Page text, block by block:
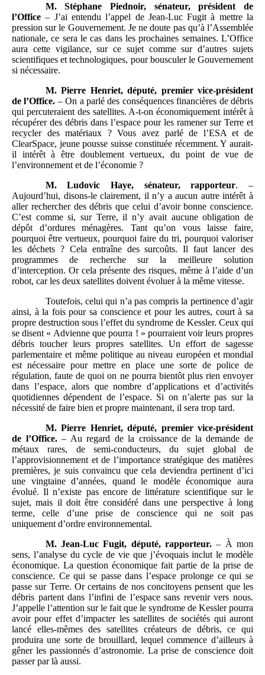
M. Stéphane Piednoir, sénateur, président de
l’Office – J’ai entendu l’appel de Jean-Luc Fugit à mettre la
pression sur le Gouvernement. Je ne doute pas qu’à l’Assemblée
nationale, ce sera le cas dans les prochaines semaines. L’Office
aura cette vigilance, sur ce sujet comme sur d’autres sujets
scientifiques et technologiques, pour bousculer le Gouvernement
si nécessaire.
M. Pierre Henriet, député, premier vice-président
de l’Office. – On a parlé des conséquences financières de débris
qui percuteraient des satellites. A-t-on économiquement intérêt à
récupérer des débris dans l’espace pour les ramener sur Terre et
recycler des matériaux ? Vous avez parlé de l’ESA et de
ClearSpace, jeune pousse suisse constituée récemment. Y aurait-
il intérêt à être doublement vertueux, du point de vue de
l’environnement et de l’économie ?
M. Ludovic Haye, sénateur, rapporteur. –
Aujourd’hui, disons-le clairement, il n’y a aucun autre intérêt à
aller rechercher des débris que celui d’avoir bonne conscience.
C’est comme si, sur Terre, il n’y avait aucune obligation de
dépôt d’ordures ménagères. Tant qu’on vous laisse faire,
pourquoi être vertueux, pourquoi faire du tri, pourquoi valoriser
les déchets ? Cela entraîne des surcoûts. Il faut lancer des
programmes de recherche sur la meilleure solution
d’interception. Or cela présente des risques, même à l’aide d’un
robot, car les deux satellites doivent évoluer à la même vitesse.
Toutefois, celui qui n’a pas compris la pertinence d’agir
ainsi, à la fois pour sa conscience et pour les autres, court à sa
propre destruction sous l’effet du syndrome de Kessler. Ceux qui
se disent « Advienne que pourra ! » pourraient voir leurs propres
débris toucher leurs propres satellites. Un effort de sagesse
parlementaire et même politique au niveau européen et mondial
est nécessaire pour mettre en place une sorte de police de
régulation, faute de quoi on ne pourra bientôt plus rien envoyer
dans l’espace, alors que nombre d’applications et d’activités
quotidiennes dépendent de l’espace. Si on n’alerte pas sur la
nécessité de faire bien et propre maintenant, il sera trop tard.
M. Pierre Henriet, député, premier vice-président
de l’Office.– Au regard de la croissance de la demande de
métaux rares, de semi-conducteurs, du sujet global de
l’approvisionnement et de l’importance stratégique des matières
premières, je suis convaincu que cela deviendra pertinent d’ici
une vingtaine d’années, quand le modèle économique aura
évolué. Il n’existe pas encore de littérature scientifique sur le
sujet, mais il doit être considéré dans une perspective à long
terme, celle d’une prise de conscience qui ne soit pas
uniquement d’ordre environnemental.
M. Jean-Luc Fugit, député, rapporteur. – À mon
sens, l’analyse du cycle de vie que j’évoquais inclut le modèle
économique. La question économique fait partie de la prise de
conscience. Ce qui se passe dans l’espace prolonge ce qui se
passe sur Terre. Or certains de nos concitoyens pensent que les
débris partent dans l’infini de l’espace sans revenir vers nous.
J’appelle l’attention sur le fait que le syndrome de Kessler pourra
avoir pour effet d’impacter les satellites de sociétés qui auront
lancé elles-mêmes des satellites créateurs de débris, ce qui
produira une sorte de brouillard, lequel commence d’ailleurs à
gêner les passionnés d’astronomie. La prise de conscience doit
passer par là aussi.